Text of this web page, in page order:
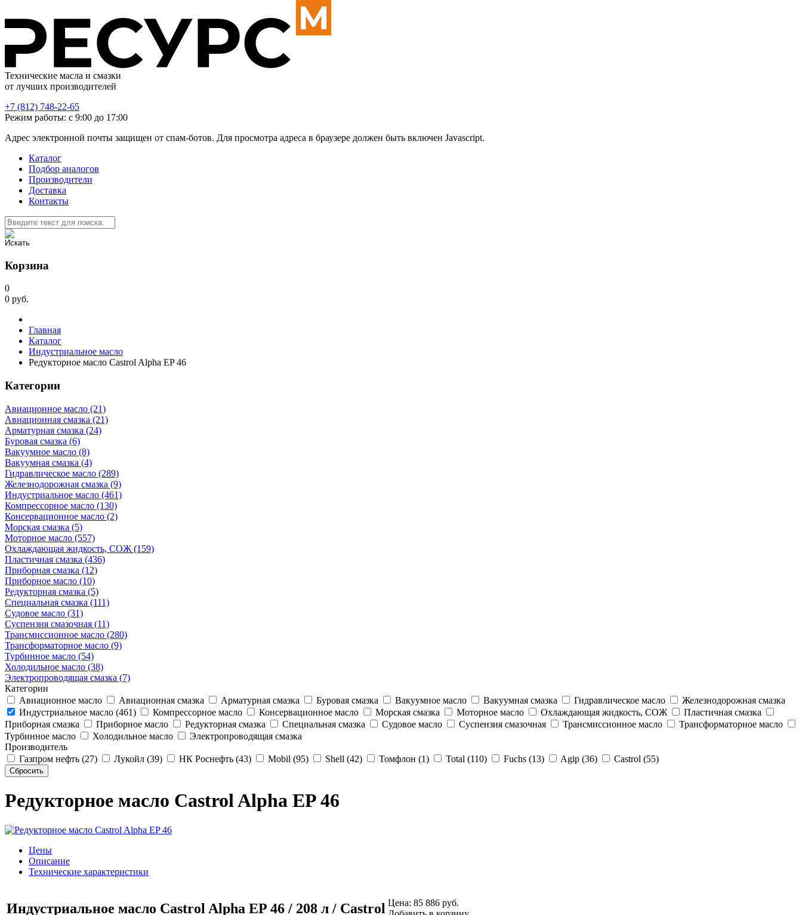
Технические масла и смазки
от лучших производителей
+7 (812) 748-22-65
Режим работы: с 9:00 до 17:00
Адрес электронной почты защищен от спам-ботов. Для просмотра адреса в браузере должен быть включен Javascript.
Каталог
Подбор аналогов
Производители
Доставка
Контакты
Корзина
0
0 руб.
Главная
Каталог
Индустриальное масло
Редукторное масло Castrol Alpha EP 46
Категории
Авиационное масло (21)
Авиационная смазка (21)
Арматурная смазка (24)
Буровая смазка (6)
Вакуумное масло (8)
Вакуумная смазка (4)
Гидравлическое масло (289)
Железнодорожная смазка (9)
Индустриальное масло (461)
Компрессорное масло (130)
Консервационное масло (2)
Морская смазка (5)
Моторное масло (557)
Охлаждающая жидкость, СОЖ (159)
Пластичная смазка (436)
Приборная смазка (12)
Приборное масло (10)
Редукторная смазка (5)
Специальная смазка (111)
Судовое масло (31)
Суспензия смазочная (11)
Трансмиссионное масло (280)
Трансформаторное масло (9)
Турбинное масло (54)
Холодильное масло (38)
Электропроводящая смазка (7)
Категории
Авиационное масло
Авиационная смазка Арматурная смазка Буровая смазка Вакуумное масло Вакуумная смазка Гидравлическое масло
Железнодорожная смазка
Индустриальное масло (461)
Компрессорное масло Консервационное масло Морская смазка Моторное масло Охлаждающая жидкость, СОЖ
Пластичная смазка
Приборная смазка
Приборное масло Редукторная смазка Специальная смазка Судовое масло Суспензия смазочная Трансмиссионное масло
Трансформаторное масло
Турбинное масло
Холодильное масло
Электропроводящая смазка
Производитель
Газпром нефть (27)
Лукойл (39) НК Роснефть (43) Mobil (95) Shell (42) Томфлон (1) Total (110) Fuchs (13) Agip (36) Castrol (55)
Редукторное масло Castrol Alpha EP 46
Цены
Описание
Технические характеристики
Индустриальное масло Castrol Alpha EP 46 / 208 л / Castrol Цена: 85 886 руб.